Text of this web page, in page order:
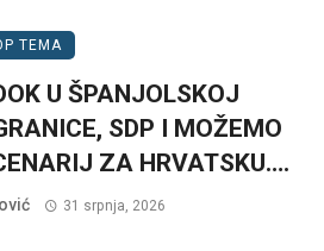
TEMA
U ŠPANJOLSKOJ
SDP I MOŽEMO
ZA HRVATSKU….
31 srpnja, 2026